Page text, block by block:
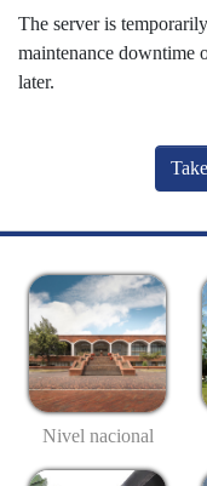
The server is
maintenance downtime
later.
Nivel nacional